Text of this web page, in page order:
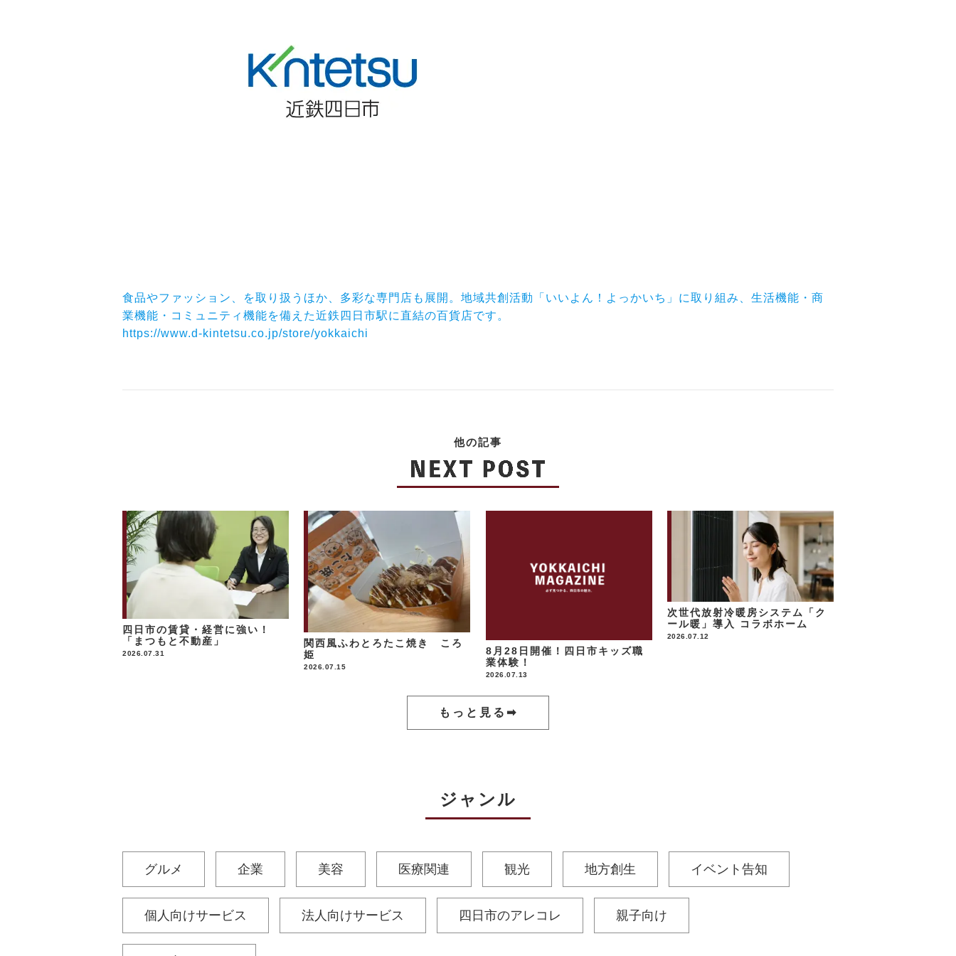
食品やファッション、を取り扱うほか、多彩な専門店も展開。地域共創活動「いいよん！よっかいち」に取り組み、生活機能・商
業機能・コミュニティ機能を備えた近鉄四日市駅に直結の百貨店です。
https://www.d-kintetsu.co.jp/store/yokkaichi
他の記事
四日市の賃貸・経営に強い！
「まつもと不動産」
2026.07.31
関西風ふわとろたこ焼き ころ
姫
2026.07.15
8月28日開催！四日市キッズ職
業体験！
2026.07.13
次世代放射冷暖房システム「ク
ール暖」導入 コラボホーム
2026.07.12
もっと見る➡︎
ジャンル
グルメ 企業 美容 医療関連 観光 地方創生 イベント告知
個人向けサービス 法人向けサービス 四日市のアレコレ 親子向け